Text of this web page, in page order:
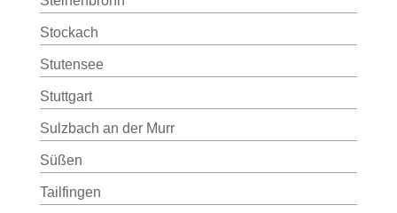
Stockach
Stutensee
Stuttgart
Sulzbach an der Murr
Süßen
Tailfingen